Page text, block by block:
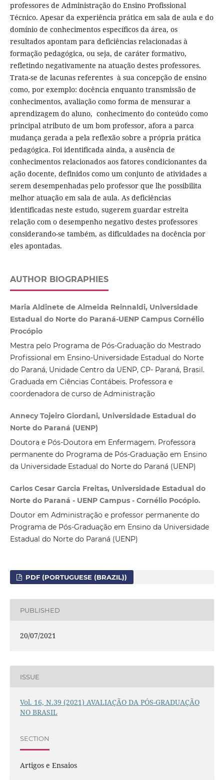
professores de Administração do Ensino Profissional
Técnico. Apesar da experiência prática em sala de aula e do
domínio de conhecimentos específicos da área, os
resultados apontam para deficiências relacionadas à
formação pedagógica, ou seja, de caráter formativo,
refletindo negativamente na atuação destes professores.
Trata-se de lacunas referentes à sua concepção de ensino
como, por exemplo: docência enquanto transmissão de
conhecimentos, avaliação como forma de mensurar a
aprendizagem do aluno, conhecimento do conteúdo como
principal atributo de um bom professor, afora a parca
mudança gerada a pela reflexão sobre a própria prática
pedagógica. Foi identificada ainda, a ausência de
conhecimentos relacionados aos fatores condicionantes da
ação docente, definidos como um conjunto de atividades a
serem desempenhadas pelo professor que lhe possibilita
melhor atuação em sala de aula. As deficiências
identificadas neste estudo, sugerem guardar estreita
relação com o desempenho negativo destes professores
considerando-se também, as dificuldades na docência por
eles apontadas.
AUTHOR BIOGRAPHIES
Maria Aldinete de Almeida Reinnaldi, Universidade
Estadual do Norte do Paraná-UENP Campus Cornélio
Procópio
Mestra pelo Programa de Pós-Graduação do Mestrado
Profissional em Ensino-Universidade Estadual do Norte
do Paraná, Unidade Centro da UENP, CP- Paraná, Brasil.
Graduada em Ciências Contábeis. Professora e
coordenadora de curso de Administração
Annecy Tojeiro Giordani, Universidade Estadual do
Norte do Paraná (UENP)
Doutora e Pós-Doutora em Enfermagem. Professora
permanente do Programa de Pós-Graduação em Ensino
da Universidade Estadual do Norte do Paraná (UENP)
Carlos Cesar Garcia Freitas, Universidade Estadual do
Norte do Paraná - UENP Campus - Cornélio Pocópio.
Doutor em Administração e professor permanente do
Programa de Pós-Graduação em Ensino da Universidade
Estadual do Norte do Paraná (UENP)
PDF (PORTUGUESE (BRAZIL))
PUBLISHED
20/07/2021
ISSUE
Vol. 16, N.39 (2021) AVALIAÇÃO DA PÓS-GRADUAÇÃO
NO BRASIL
SECTION
Artigos e Ensaios